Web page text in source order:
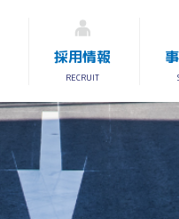
採用情報
RECRUIT